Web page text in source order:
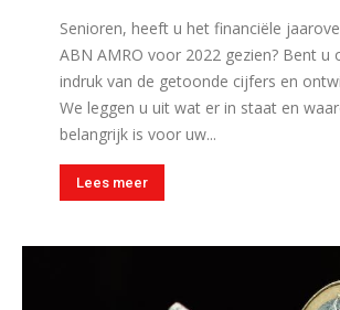
Senioren, heeft u het financiële
ABN AMRO voor 2022 gezien? Bent u
indruk van de getoonde cijfers en
We leggen u uit wat er in staat en
belangrijk is voor uw...
Lees meer